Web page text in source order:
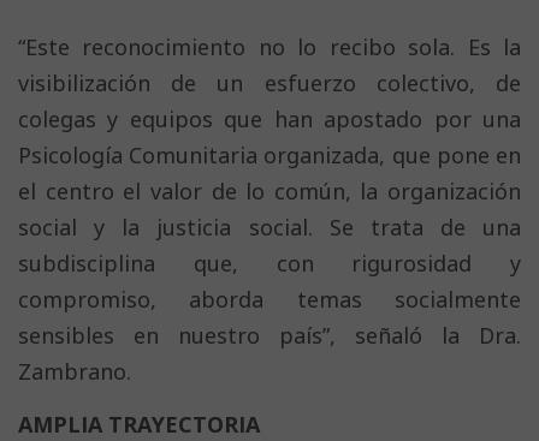
“Este reconocimiento no lo recibo sola. Es la
visibilización de un esfuerzo colectivo, de
colegas y equipos que han apostado por una
Psicología Comunitaria organizada, que pone en
el centro el valor de lo común, la organización
social y la justicia social. Se trata de una
subdisciplina que, con rigurosidad y
compromiso, aborda temas socialmente
sensibles en nuestro país”, señaló la Dra.
Zambrano.
AMPLIA TRAYECTORIA